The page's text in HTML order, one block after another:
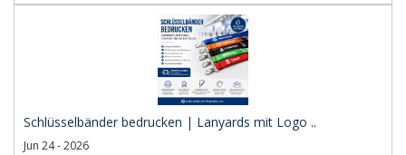
Schlüsselbänder bedrucken | Lanyards mit Logo ..
Jun 24 - 2026